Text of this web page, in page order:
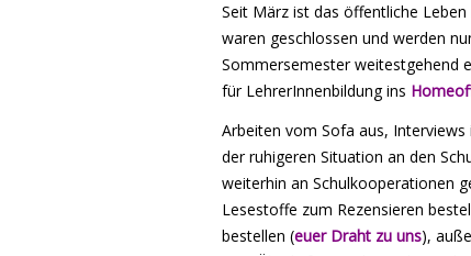
Seit März ist das öffentliche
waren geschlossen und werden
Sommersemester weitestgehend
für LehrerInnenbildung ins
Arbeiten vom Sofa aus,
der ruhigeren Situation an den
weiterhin an Schulkooperationen
Lesestoffe zum Rezensieren
bestellen (euer Draht zu uns),